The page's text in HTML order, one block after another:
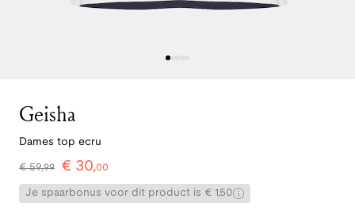
Geisha
Dames top ecru
€59,99 € 30,00
Je spaarbonus voor dit product is € 1,50